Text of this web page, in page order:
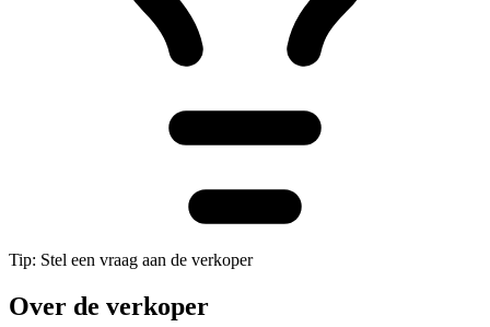
Tip: Stel een vraag aan de verkoper
Over de verkoper